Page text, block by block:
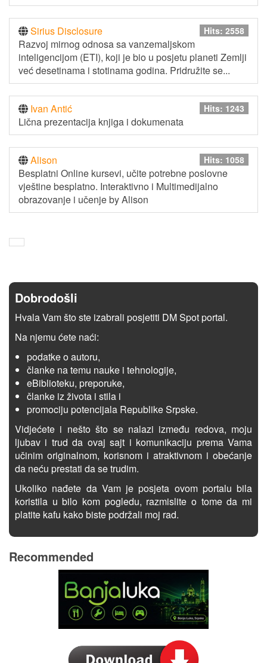
Sirius Disclosure Hits: 2558
Razvoj mirnog odnosa sa vanzemaljskom
inteligencijom (ETI), koji je bio u posjetu planeti Zemlji
već desetinama i stotinama godina. Pridružite se...
Ivan Antić Hits: 1243
Lična prezentacija knjiga i dokumenata
Alison Hits: 1058
Besplatni Online kursevi, učite potrebne poslovne
vještine besplatno. Interaktivno i Multimedijalno
obrazovanje i učenje by Alison
Dobrodošli
Hvala Vam što ste izabrali posjetiti DM Spot portal.
Na njemu ćete naći:
podatke o autoru,
članke na temu nauke i tehnologije,
eBiblioteku, preporuke,
članke iz života i stila i
promociju potencijala Republike Srpske.
Vidjećete i nešto što se nalazi između redova, moju
ljubav i trud da ovaj sajt i komunikaciju prema Vama
učinim originalnom, korisnom i atraktivnom i obećanje
da neću prestati da se trudim.
Ukoliko nađete da Vam je posjeta ovom portalu bila
koristila u bilo kom pogledu, razmislite o tome da mi
platite kafu kako biste podržali moj rad.
Recommended